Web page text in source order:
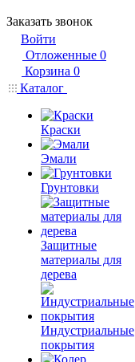
Заказать звонок
Войти
Отложенные 0
Корзина 0
Каталог
Краски
Эмали
Грунтовки
Защитные
материалы для
дерева
Индустриальные
покрытия